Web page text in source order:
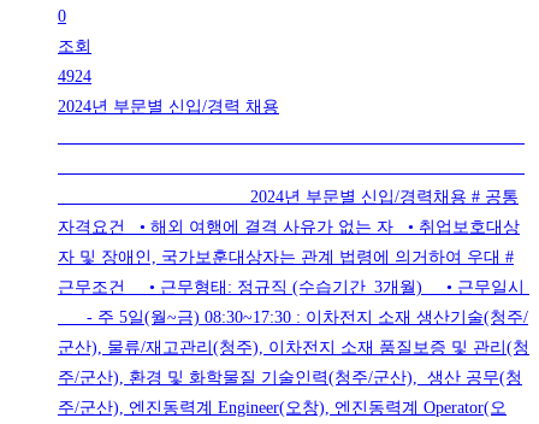
0
조회
4924
2024년 부문별 신입/경력 채용
2024년 부문별 신입/경력채용 # 공통
자격요건 • 해외 여행에 결격 사유가 없는 자 • 취업보호대상
자 및 장애인, 국가보훈대상자는 관계 법령에 의거하여 우대 #
근무조건 • 근무형태: 정규직 (수습기간_3개월) • 근무일시
- 주 5일(월~금) 08:30~17:30 : 이차전지 소재 생산기술(청주/
군산), 물류/재고관리(청주), 이차전지 소재 품질보증 및 관리(청
주/군산), 환경 및 화학물질 기술인력(청주/군산), 생산 공무(청
주/군산), 엔진동력계 Engineer(오창), 엔진동력계 Operator(오